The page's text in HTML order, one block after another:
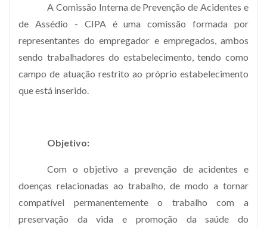
A Comissão Interna de Prevenção de Acidentes e
de Assédio - CIPA é uma comissão formada por
representantes do empregador e empregados, ambos
sendo trabalhadores do estabelecimento, tendo como
campo de atuação restrito ao próprio estabelecimento
que está inserido.
Objetivo:
Com o objetivo a prevenção de acidentes e
doenças relacionadas ao trabalho, de modo a tornar
compatível permanentemente o trabalho com a
preservação da vida e promoção da saúde do